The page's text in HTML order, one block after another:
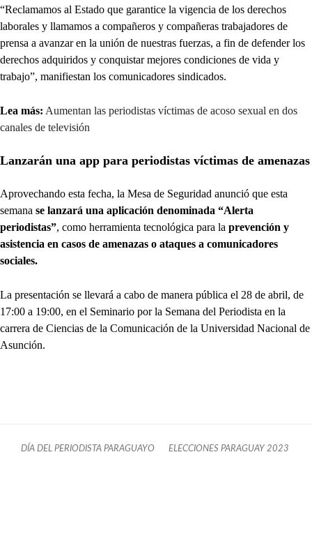
“Reclamamos al Estado que garantice la vigencia de los derechos
laborales y llamamos a compañeros y compañeras trabajadores de
prensa a avanzar en la unión de nuestras fuerzas, a fin de defender los
derechos adquiridos y conquistar mejores condiciones de vida y
trabajo”, manifiestan los comunicadores sindicados.
Lea más: Aumentan las periodistas víctimas de acoso sexual en dos
canales de televisión
Lanzarán una app para periodistas víctimas de amenazas
Aprovechando esta fecha, la Mesa de Seguridad anunció que esta
semana se lanzará una aplicación denominada “Alerta
periodistas”, como herramienta tecnológica para la prevención y
asistencia en casos de amenazas o ataques a comunicadores
sociales.
La presentación se llevará a cabo de manera pública el 28 de abril, de
17:00 a 19:00, en el Seminario por la Semana del Periodista en la
carrera de Ciencias de la Comunicación de la Universidad Nacional de
Asunción.
DÍA DEL PERIODISTA PARAGUAYO ELECCIONES PARAGUAY 2023